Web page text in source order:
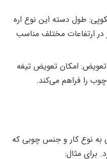
طول دسته این نوع اره
در ارتفاعات مختلف مناسب
تعویض: امکان تعویض تیغه
را فراهم می‌کند.
به نوع کار و جنس چوبی که
برای مثال: